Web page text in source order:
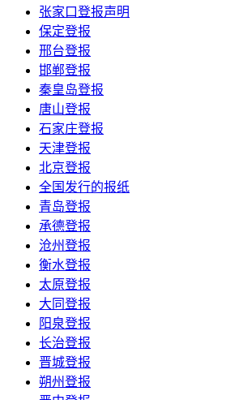
张家口登报声明
保定登报
邢台登报
邯郸登报
秦皇岛登报
唐山登报
石家庄登报
天津登报
北京登报
全国发行的报纸
青岛登报
承德登报
沧州登报
衡水登报
太原登报
大同登报
阳泉登报
长治登报
晋城登报
朔州登报